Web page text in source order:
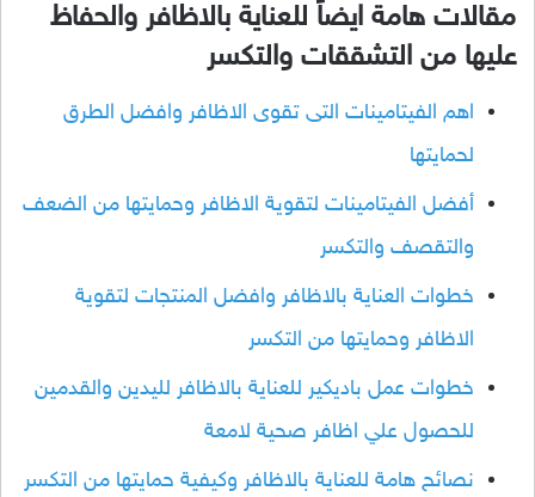
مقالات هامة ايضاً للعناية بالاظافر والحفاظ
عليها من التشققات والتكسر
اهم الفيتامينات التى تقوى الاظافر وافضل الطرق
لحمايتها
أفضل الفيتامينات لتقوية الاظافر وحمايتها من الضعف
والتقصف والتكسر
خطوات العناية بالاظافر وافضل المنتجات لتقوية
الاظافر وحمايتها من التكسر
خطوات عمل باديكير للعناية بالاظافر لليدين والقدمين
للحصول علي اظافر صحية لامعة
نصائح هامة للعناية بالاظافر وكيفية حمايتها من التكسر